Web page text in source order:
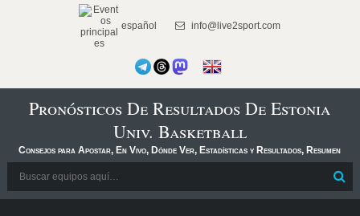
español info@live2sport.com
Pronósticos De Resultados De Estonia
Univ. Basketball
Consejos para Apostar, En Vivo, Dónde Ver, Estadísticas y Resultados, Resumen